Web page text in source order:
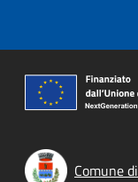
Comune